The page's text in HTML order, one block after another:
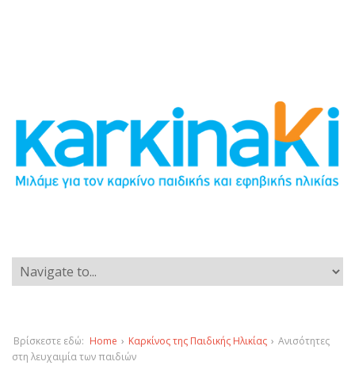
Βρίσκεστε εδώ: Home › Καρκίνος της Παιδικής Ηλικίας › Ανισότητες
στη λευχαιμία των παιδιών